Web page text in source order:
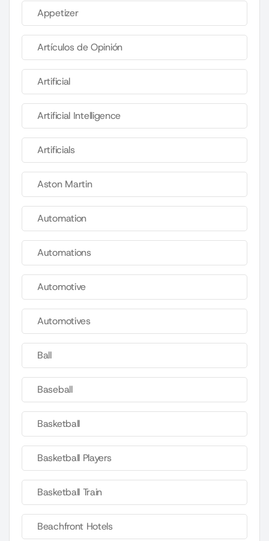
Appetizer
Artículos de Opinión
Artificial
Artificial Intelligence
Artificials
Aston Martin
Automation
Automations
Automotive
Automotives
Ball
Baseball
Basketball
Basketball Players
Basketball Train
Beachfront Hotels